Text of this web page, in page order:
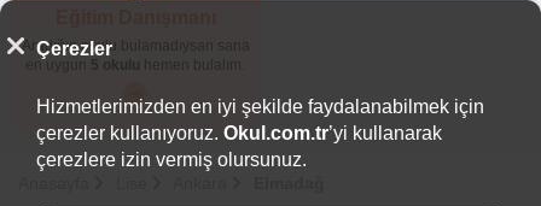
Aradığın okulu bulamadıysan sana
en uygun 5 okulu hemen bulalım.
Çerezler
Hizmetlerimizden en iyi şekilde faydalanabilmek için
çerezler kullanıyoruz. Okul.com.tr’yi kullanarak
çerezlere izin vermiş olursunuz.